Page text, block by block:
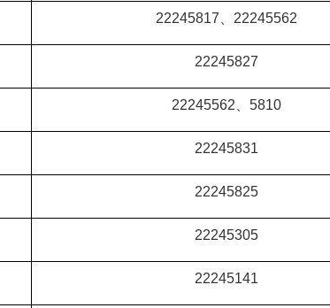
22245817 22245562
22245827
22245562、5810
22245831
22245825
22245305
22245141